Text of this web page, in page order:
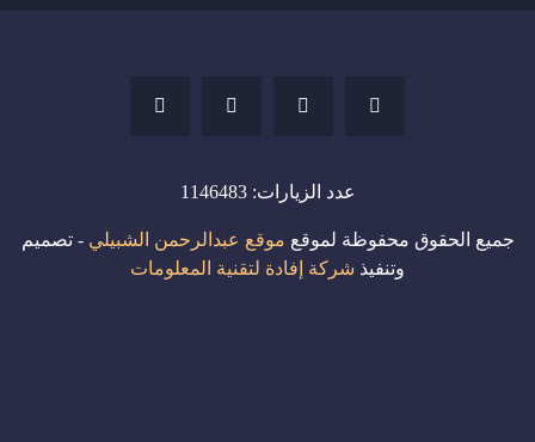
عدد الزيارات:1146483
جميع الحقوق محفوظة لموقع موقع عبدالرحمن الشبيلي - تصميم
وتنفيذ شركة إفادة لتقنية المعلومات